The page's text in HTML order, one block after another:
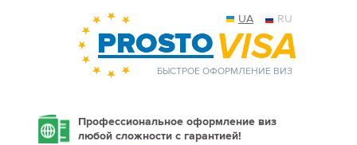
UA RU
БЫСТРОЕ ОФОРМЛЕНИЕ ВИЗ
Профессиональное оформление виз
любой сложности с гарантией!